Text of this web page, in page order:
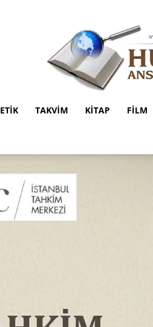
ETIK TAKVIM KITAP FILM